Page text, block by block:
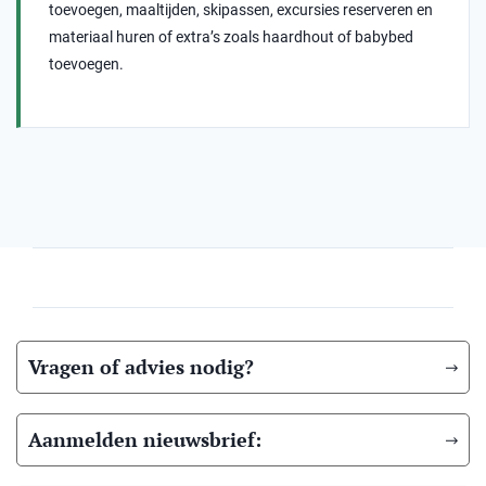
toevoegen, maaltijden, skipassen, excursies reserveren en
materiaal huren of extra’s zoals haardhout of babybed
toevoegen.
Vragen of advies nodig?
Aanmelden nieuwsbrief: